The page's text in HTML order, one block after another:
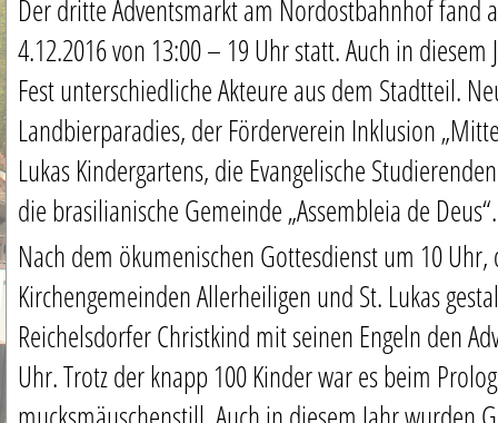
Der dritte Adventsmarkt am Nordostbahnhof fand
4.12.2016 von 13:00 – 19 Uhr statt. Auch in diesem
Fest unterschiedliche Akteure aus dem Stadtteil.
Landbierparadies, der Förderverein Inklusion
Lukas Kindergartens, die Evangelische
die brasilianische Gemeinde „Assembleia de Deus“.
Nach dem ökumenischen Gottesdienst um 10
Kirchengemeinden Allerheiligen und St. Lukas
Reichelsdorfer Christkind mit seinen Engeln den
Uhr. Trotz der knapp 100 Kinder war es beim